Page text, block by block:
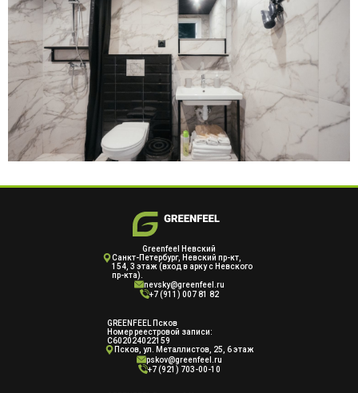
Greenfeel Невский
Cанкт-Петербург, Невский пр-кт,
154, 3 этаж (вход в арку с Невского
пр-кта).
nevsky@greenfeel.ru
+7 (911) 007 81 82
GREENFEEL Псков
Номер реестровой записи:
С602024022159
Псков, ул. Металлистов, 25, 6 этаж
pskov@greenfeel.ru
+7 (921) 703-00-10